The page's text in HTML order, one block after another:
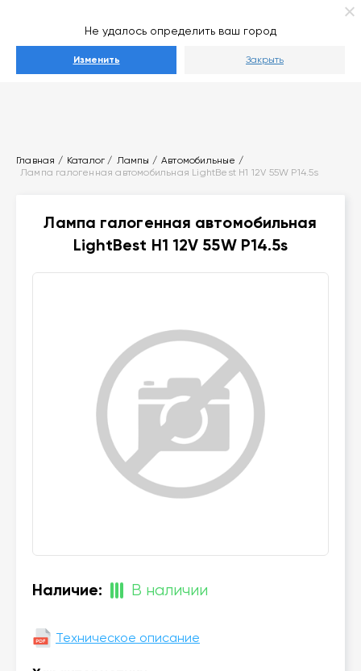
Не удалось определить ваш город
Изменить Закрыть
Главная Каталог Лампы
Автомобильные
Лампа галогенная автомобильная LightBest H1 12V 55W P14.5s
Лампа галогенная автомобильная
LightBest H1 12V 55W P14.5s
Наличие: В наличии
Техническое описание